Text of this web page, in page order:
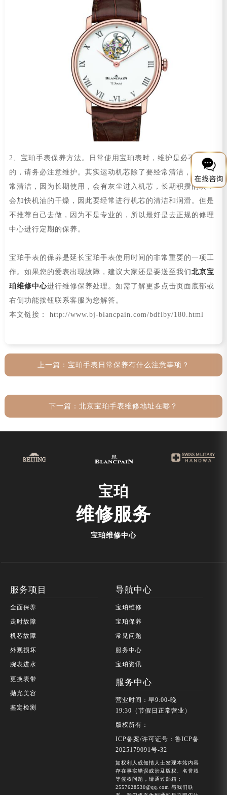
2、宝珀手表保养方法。日常使用宝珀表时，维护是必不可少
的，请务必注意维护。其实运动机芯除了要经常清洁，也要经
常清洁，因为长期使用，会有灰尘进入机芯，长期积攒的灰尘
会加快机油的干燥，因此要经常进行机芯的清洁和润滑。但是
不推荐自己去做，因为不是专业的，所以最好是去正规的修理
中心进行定期的保养。
宝珀手表的保养是延长宝珀手表使用时间的非常重要的一项工
作。如果您的爱表出现故障，建议大家还是要送至我们北京宝
珀维修中心进行维修保养处理。如需了解更多点击页面底部或
右侧功能按钮联系客服为您解答。
本文链接： http://www.bj-blancpain.com/bdflby/180.html
上一篇： 宝珀手表日常保养有什么注意事项？
下一篇：北京宝珀手表维修地址在哪？
宝珀
维修服务
宝珀维修中心
服务项目
全面保养
走时故障
机芯故障
外观损坏
腕表进水
更换表带
抛光美容
鉴定检测
导航中心
宝珀维修
宝珀保养
常见问题
服务中心
宝珀资讯
服务中心
营业时间：早9:00-晚
19:30（节假日正常营业）
版权所有：
ICP备案/许可证号：鲁ICP备
2025179091号-32
如权利人或知情人士发现本站内容
存在事实错误或涉及版权、名誉权
等侵权问题，请通过邮箱：
2557628530@qq.com 与我们联